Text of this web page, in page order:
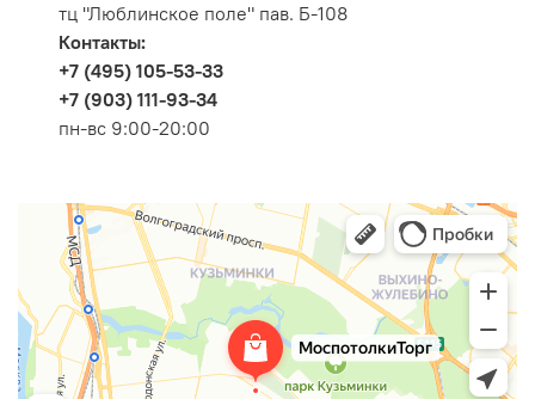
тц "Люблинское поле" пав. Б-108
Контакты:
+7 (495) 105-53-33
+7 (903) 111-93-34
пн-вс 9:00-20:00